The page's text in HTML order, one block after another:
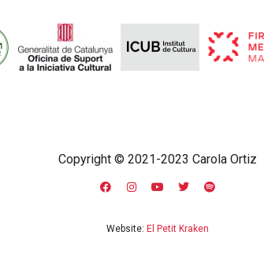
Copyright © 2021-2023 Carola Ortiz
Website: El Petit Kraken